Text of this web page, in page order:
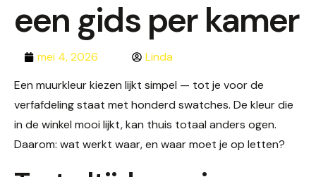
een gids per kamer
mei 4, 2026
Linda
Een muurkleur kiezen lijkt simpel — tot je voor de
verfafdeling staat met honderd swatches. De kleur die
in de winkel mooi lijkt, kan thuis totaal anders ogen.
Daarom: wat werkt waar, en waar moet je op letten?